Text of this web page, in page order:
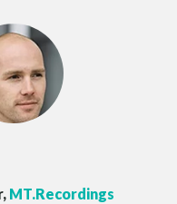
MT.Recordings